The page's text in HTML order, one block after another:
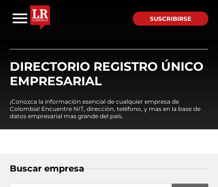
SUSCRIBIRSE
DIRECTORIO REGISTRO ÚNICO
EMPRESARIAL
¡Conozca la información esencial de cualquier empresa de
Colombia! Encuentre NIT, dirección, teléfono, y mas en la base de
datos empresarial mas grande del país.
Buscar empresa